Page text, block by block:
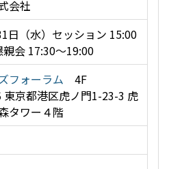
会社
日（水）セッション 15:00
会 17:30～19:00
フォーラム 4F
東京都港区虎ノ門1-23-3 虎
タワー４階